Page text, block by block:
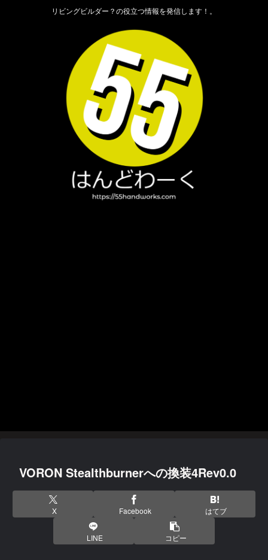
リビングビルダー？の役立つ情報を発信します！。
VORON Stealthburnerへの換装4Rev0.0
X Facebook はてブ
LINE コピー